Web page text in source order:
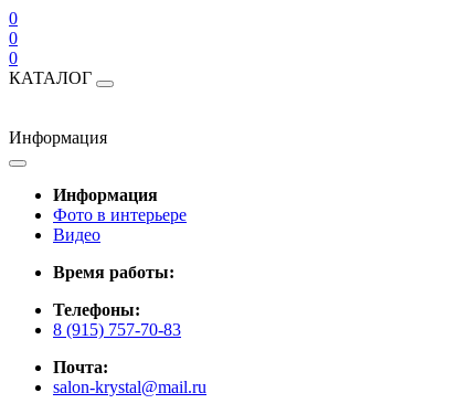
0
0
0
КАТАЛОГ
Информация
Информация
Фото в интерьере
Видео
Время работы:
Телефоны:
8 (915) 757-70-83
Почта:
salon-krystal@mail.ru